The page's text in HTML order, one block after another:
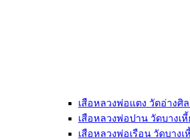
เสือหลวงพ่อแตง วัดอ่างศิ
เสือหลวงพ่อปาน วัดบางเ
เสือหลวงพ่อเรือน วัดบางเ